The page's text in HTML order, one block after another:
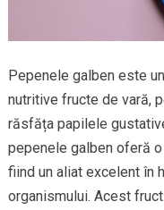
Pepenele galben este
nutritive fructe de vară,
răsfăța papilele
pepenele galben oferă
fiind un aliat excelent în
organismului. Acest